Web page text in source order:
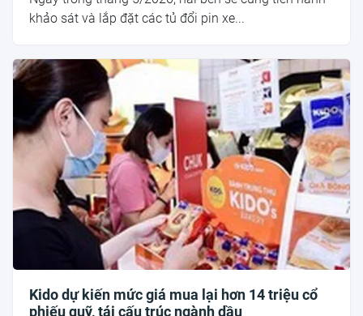
khảo sát và lắp đặt các tủ đổi pin xe...
Kido dự kiến mức giá mua lại hơn 14 triệu cổ
phiếu quỹ, tái cấu trúc ngành dầu